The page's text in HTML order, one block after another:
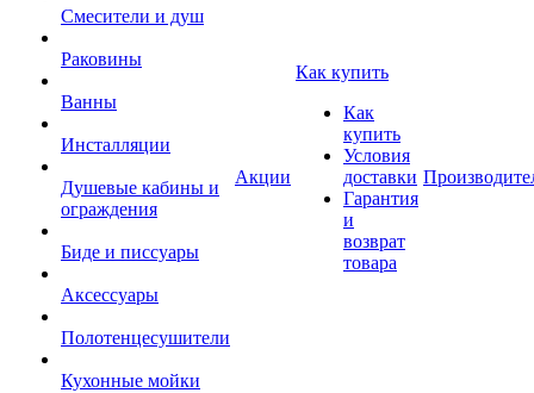
Смесители и душ
Раковины
Ванны
Инсталляции
Душевые кабины и
ограждения
Биде и писсуары
Аксессуары
Полотенцесушители
Кухонные мойки
Акции
Как купить
Как
купить
Условия
доставки
Гарантия
и
возврат
товара